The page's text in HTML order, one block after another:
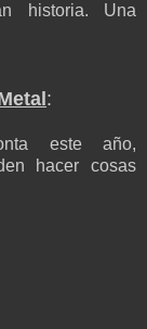
historia. Una
:
este año,
hacer cosas